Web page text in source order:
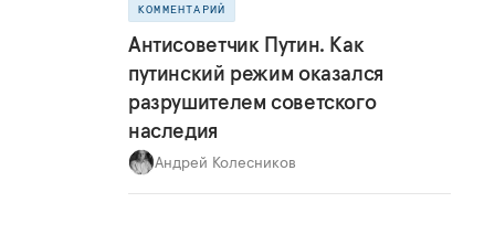
КОММЕНТАРИЙ
Антисоветчик Путин. Как
путинский режим оказался
разрушителем советского
наследия
Андрей Колесников